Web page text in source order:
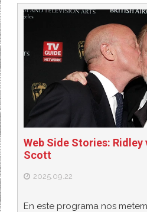
Web Side Stories: Ridley
Scott
2025.09.22
En este programa nos